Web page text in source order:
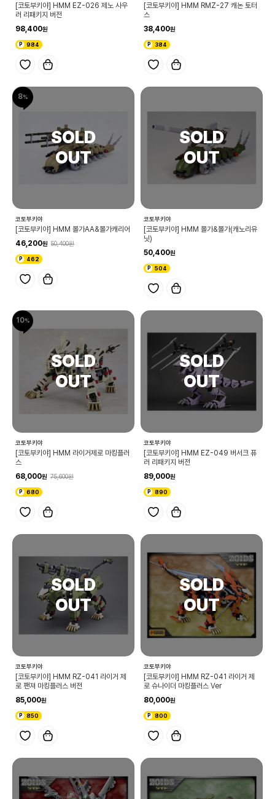
[코토부키야] HMM EZ-026 제노 사우
러 리패키지 버전
98,400
984
[코토부키야] HMM RMZ-27 캐논 토터
스
38,400
384
8
코토부키야
[코토부키야] HMM 몰가AA&몰가캐리어
46,200
50,400
462
코토부키야
[코토부키야] HMM 몰가&몰가(캐노리유
닛)
50,400
504
10
코토부키야
[코토부키야] HMM 라이거제로 마킹플러
스
68,000
75,600
680
코토부키야
[코토부키야] HMM EZ-049 버서크 퓨
러 리패키지 버전
89,000
890
코토부키야
[코토부키야] HMM RZ-041 라이거 제
로 팬져 마킹플러스 버전
85,000
850
코토부키야
[코토부키야] HMM RZ-041 라이거 제
로 슈나이더 마킹플러스 Ver
80,000
800